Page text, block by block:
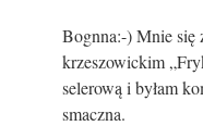
Bognna:-) Mnie się
krzeszowickim
selerową i byłam
smaczna.